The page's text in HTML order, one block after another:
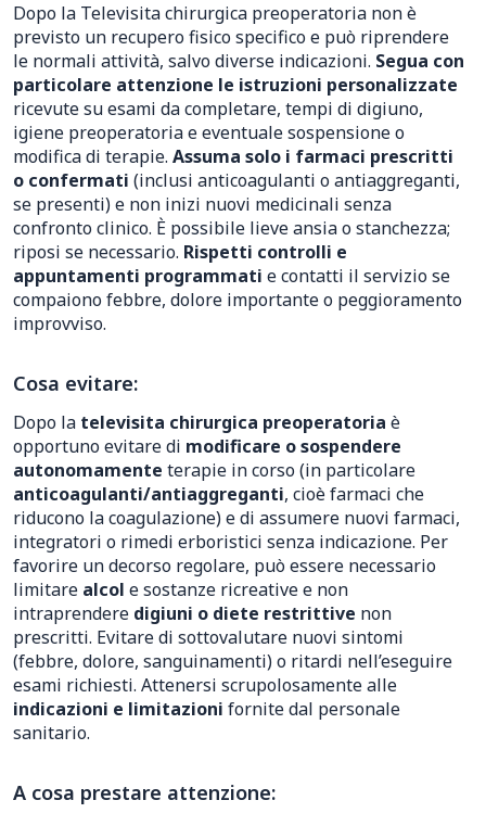
Dopo la Televisita chirurgica preoperatoria non è
previsto un recupero fisico specifico e può riprendere
le normali attività, salvo diverse indicazioni. Segua con
particolare attenzione le istruzioni personalizzate
ricevute su esami da completare, tempi di digiuno,
igiene preoperatoria e eventuale sospensione o
modifica di terapie. Assuma solo i farmaci prescritti
o confermati (inclusi anticoagulanti o antiaggreganti,
se presenti) e non inizi nuovi medicinali senza
confronto clinico. È possibile lieve ansia o stanchezza;
riposi se necessario. Rispetti controlli e
appuntamenti programmati e contatti il servizio se
compaiono febbre, dolore importante o peggioramento
improvviso.
Cosa evitare:
Dopo la televisita chirurgica preoperatoria è
opportuno evitare di modificare o sospendere
autonomamente terapie in corso (in particolare
anticoagulanti/antiaggreganti, cioè farmaci che
riducono la coagulazione) e di assumere nuovi farmaci,
integratori o rimedi erboristici senza indicazione. Per
favorire un decorso regolare, può essere necessario
limitare alcol e sostanze ricreative e non
intraprendere digiuni o diete restrittive non
prescritti. Evitare di sottovalutare nuovi sintomi
(febbre, dolore, sanguinamenti) o ritardi nell’eseguire
esami richiesti. Attenersi scrupolosamente alle
indicazioni e limitazioni fornite dal personale
sanitario.
A cosa prestare attenzione: